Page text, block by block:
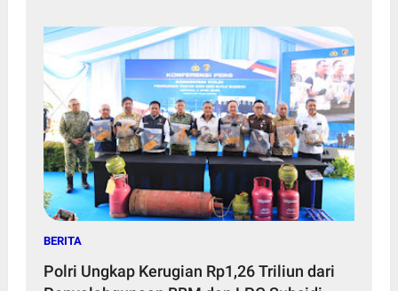
BERITA
Polri Ungkap Kerugian Rp1,26 Triliun dari